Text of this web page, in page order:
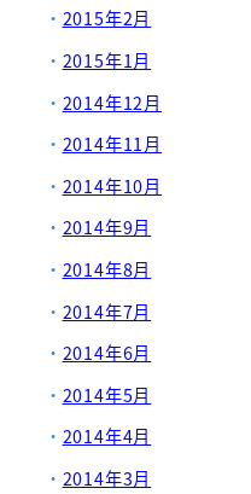
2015年2月
2015年1月
2014年12月
2014年11月
2014年10月
2014年9月
2014年8月
2014年7月
2014年6月
2014年5月
2014年4月
2014年3月